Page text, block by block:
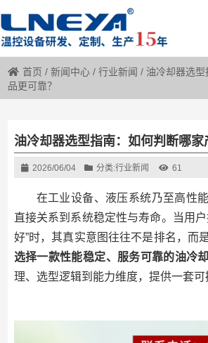
首页 /新闻中心 /行业新闻 / 油冷却器选
品更可靠？
油冷却器选型指南：如何判断哪家
2026/06/04 分类:行业新闻 61
在工业设备、液压系统乃至高性
直接关系到系统稳定性与寿命。当用
好”时，其真实意图往往不是排名，而
选择一款性能稳定、服务可靠的油冷
理、选型逻辑到能力维度，提供一套可